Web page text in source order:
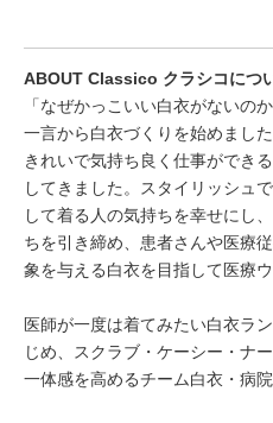
ABOUT Classico クラシコにつ
「なぜかっこいい白衣がないの
一言から白衣づくりを始めまし
きれいで気持ち良く仕事ができ
してきました。スタイリッシュ
して着る人の気持ちを幸せにし
ちを引き締め、患者さんや医療
象を与える白衣を目指して医療
医師が一度は着てみたい白衣ラ
じめ、スクラブ・ケーシー・ナ
一体感を高めるチーム白衣・病